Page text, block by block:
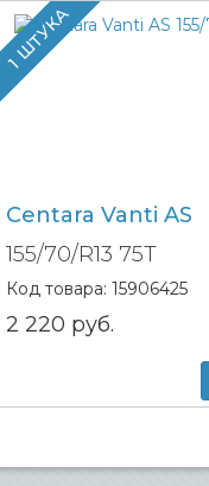
1 ШТУКА
Centara Vanti AS
155/70/R13 75T
Код товара: 15906425
2 220 руб.